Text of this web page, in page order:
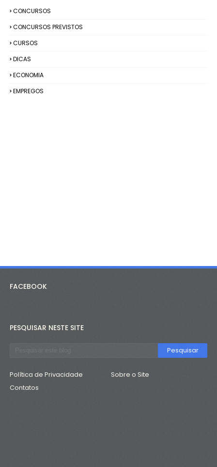
CONCURSOS
CONCURSOS PREVISTOS
CURSOS
DICAS
ECONOMIA
EMPREGOS
FACEBOOK
PESQUISAR NESTE SITE
Política de Privacidade
Sobre o Site
Contatos